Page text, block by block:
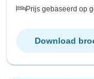
Prijs gebaseerd op
Download